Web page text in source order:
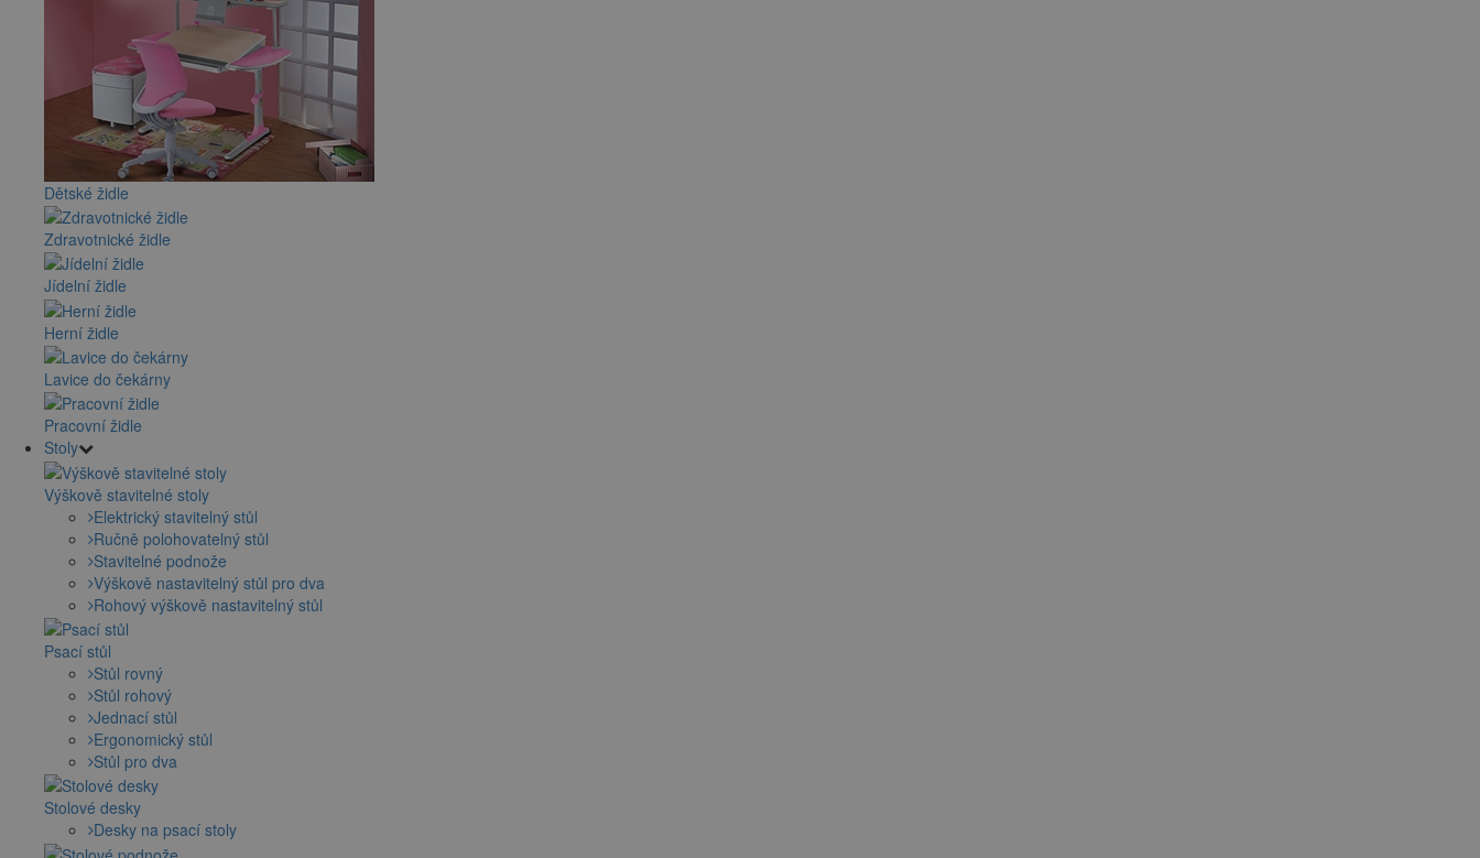
Dětské židle
Zdravotnické židle
Jídelní židle
Herní židle
Lavice do čekárny
Pracovní židle
Stoly
Výškově stavitelné stoly
Elektrický stavitelný stůl
Ručně polohovatelný stůl
Stavitelné podnože
Výškově nastavitelný stůl pro dva
Rohový výškově nastavitelný stůl
Psací stůl
Stůl rovný
Stůl rohový
Jednací stůl
Ergonomický stůl
Stůl pro dva
Stolové desky
Desky na psací stoly